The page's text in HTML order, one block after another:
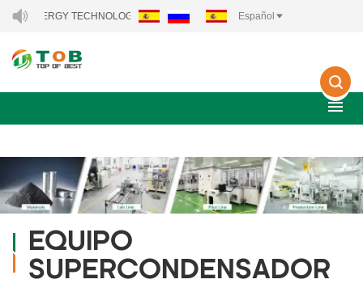
ENERGY TECHNOLOGY CO., LTD.. Español
EQUIPO
SUPERCONDENSADOR